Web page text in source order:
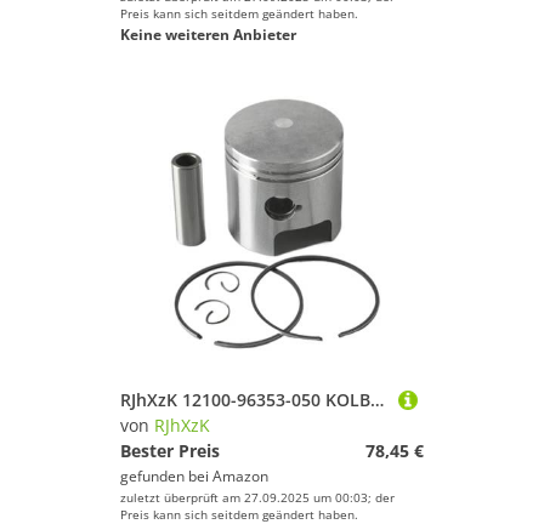
Preis kann sich seitdem geändert haben.
Keine weiteren Anbieter
RJhXzK 12100-96353-050 KOLBENSATZ (+0,5) Passend for S-zuki Außenbordmotor 20 PS 25 PS 30 PS DT20 DT25 DT30 12100-96353 71,5 MM 12140-96351-050
von RJhXzK
Bester Preis
78,45 €
gefunden bei Amazon
zuletzt überprüft am 27.09.2025 um 00:03; der
Preis kann sich seitdem geändert haben.